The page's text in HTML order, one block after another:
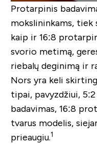
Protarpinis
mokslininkams, tiek
kaip ir 16:8
svorio metimą,
riebalų deginimą ir
Nors yra keli
tipai, pavyzdžiui,
badavimas, 16:8
tvarus modelis,
prieaugiu.1